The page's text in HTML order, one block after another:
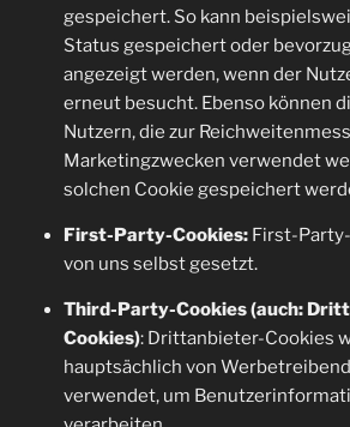
gespeichert. So kann
Status gespeichert oder
angezeigt werden, wenn der
erneut besucht. Ebenso können
Nutzern, die zur
Marketingzwecken verwendet
solchen Cookie gespeichert
First-Party-Cookies:First-
von uns selbst gesetzt.
Third-Party-Cookies (auch:
Cookies): Drittanbieter-Cookies
hauptsächlich von
verwendet, um